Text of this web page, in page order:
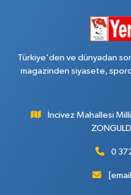
Türkiye'den ve dünyadan
magazinden siyasete,
İncivez Mahallesi
0